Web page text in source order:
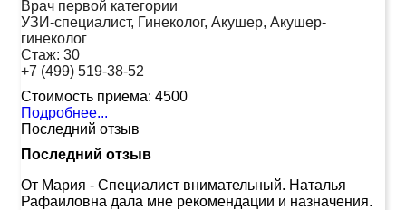
Врач первой категории
УЗИ-специалист, Гинеколог, Акушер, Акушер-
гинеколог
Стаж: 30
+7 (499) 519-38-52
Стоимость приема: 4500
Подробнее...
Последний отзыв
Последний отзыв
От Мария - Специалист внимательный. Наталья
Рафаиловна дала мне рекомендации и назначения.